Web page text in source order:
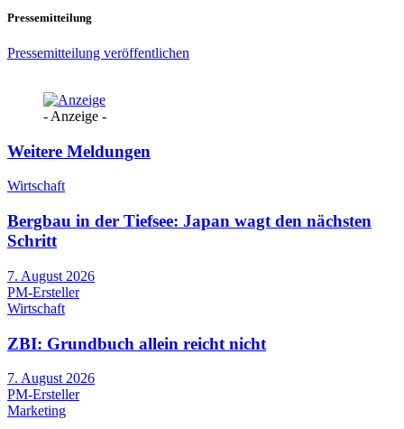
Pressemitteilung
Pressemitteilung veröffentlichen
- Anzeige -
Weitere Meldungen
Wirtschaft
Bergbau in der Tiefsee: Japan wagt den nächsten
Schritt
7. August 2026
PM-Ersteller
Wirtschaft
ZBI: Grundbuch allein reicht nicht
7. August 2026
PM-Ersteller
Marketing